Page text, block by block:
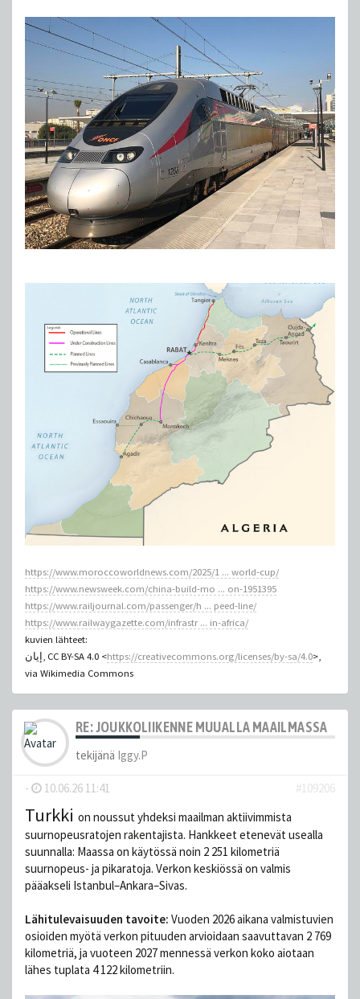
https://www.moroccoworldnews.com/2025/1 ... world-cup/
https://www.newsweek.com/china-build-mo ... on-1951395
https://www.railjournal.com/passenger/h ... peed-line/
https://www.railwaygazette.com/infrastr ... in-africa/
kuvien lähteet:
إيان, CC BY-SA 4.0 <https://creativecommons.org/licenses/by-sa/4.0>,
via Wikimedia Commons
RE: JOUKKOLIIKENNE MUUALLA MAAILMASSA
tekijänä Iggy.P
- 10.06.26 11:41 #109206
Turkki on noussut yhdeksi maailman aktiivimmista
suurnopeusratojen rakentajista. Hankkeet etenevät usealla
suunnalla: Maassa on käytössä noin 2 251 kilometriä
suurnopeus- ja pikaratoja. Verkon keskiössä on valmis
pääakseli Istanbul–Ankara–Sivas.
Lähitulevaisuuden tavoite: Vuoden 2026 aikana valmistuvien
osioiden myötä verkon pituuden arvioidaan saavuttavan 2 769
kilometriä, ja vuoteen 2027 mennessä verkon koko aiotaan
lähes tuplata 4 122 kilometriin.